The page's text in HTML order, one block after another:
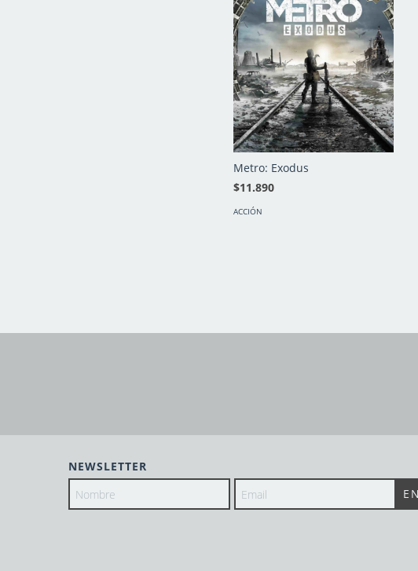
Metro: Exodus
$11.890
ACCIÓN
NEWSLETTER